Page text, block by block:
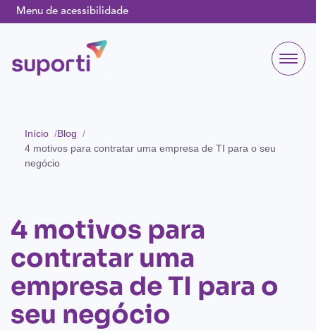
Menu de acessibilidade
Início
Blog
4 motivos para contratar uma empresa de TI para o seu
negócio
4 motivos para
contratar uma
empresa de TI para o
seu negócio